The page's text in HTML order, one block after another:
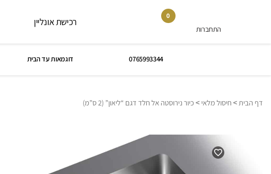
התחברות
0
רכישת אונליין
0765993344 דוגמאות עד הבית
דף הבית>חיסול מלאי > כיור נירוסטה אל חלד דגם “ליאון” (2 ס”מ)